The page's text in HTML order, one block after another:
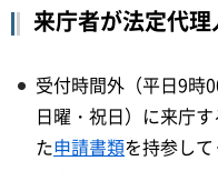
来庁者が法定代
受付時間外（平日9時
日曜・祝日）に来庁
た申請書類を持参し